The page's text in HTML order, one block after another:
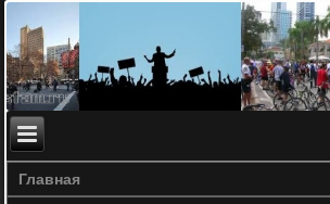
Главная